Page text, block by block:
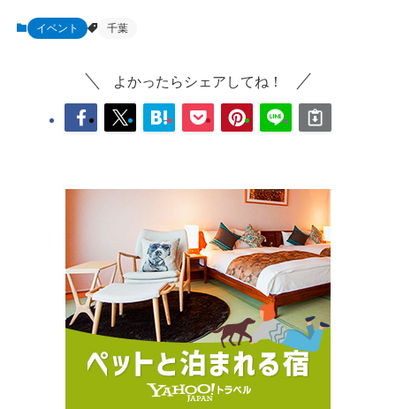
イベント 千葉
よかったらシェアしてね！